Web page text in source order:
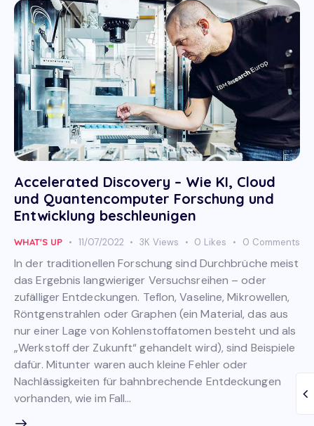
Accelerated Discovery – Wie KI, Cloud
und Quantencomputer Forschung und
Entwicklung beschleunigen
WHAT'S UP 11/07/2022 3K Views 0 Likes 0 Comments
In der traditionellen Forschung sind Durchbrüche meist
das Ergebnis langwieriger Versuchsreihen – oder
zufälliger Entdeckungen. Teflon, Vaseline, Mikrowellen,
Röntgenstrahlen oder Graphen (ein Material, das aus
nur einer Lage von Kohlenstoffatomen besteht und als
„Werkstoff der Zukunft“ gehandelt wird), sind Beispiele
dafür. Mitunter waren auch kleine Fehler oder
Nachlässigkeiten für bahnbrechende Entdeckungen
vorhanden, wie im Fall…